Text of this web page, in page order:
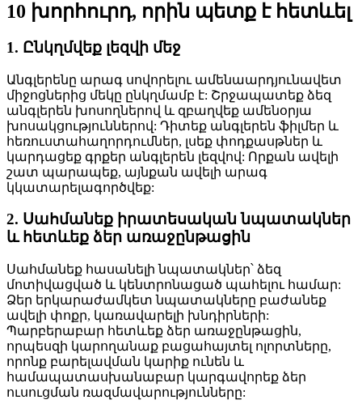
10 խորհուրդ, որին պետք է հետևել
1. Ընկղմվեք լեզվի մեջ
Անգլերենը արագ սովորելու ամենաարդյունավետ
միջոցներից մեկը ընկղմամբ է: Շրջապատեք ձեզ
անգլերեն խոսողներով և զբաղվեք ամենօրյա
խոսակցություններով: Դիտեք անգլերեն ֆիլմեր և
հեռուստահաղորդումներ, լսեք փոդքասթներ և
կարդացեք գրքեր անգլերեն լեզվով: Որքան ավելի
շատ պարապեք, այնքան ավելի արագ
կկատարելագործվեք:
2. Սահմանեք իրատեսական նպատակներ
և հետևեք ձեր առաջընթացին
Սահմանեք հասանելի նպատակներ՝ ձեզ
մոտիվացված և կենտրոնացած պահելու համար:
Ձեր երկարաժամկետ նպատակները բաժանեք
ավելի փոքր, կառավարելի խնդիրների:
Պարբերաբար հետևեք ձեր առաջընթացին,
որպեսզի կարողանաք բացահայտել ոլորտները,
որոնք բարելավման կարիք ունեն և
համապատասխանաբար կարգավորեք ձեր
ուսուցման ռազմավարությունները: